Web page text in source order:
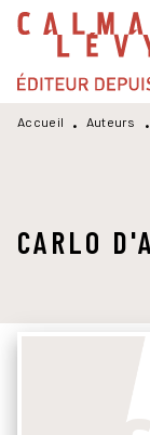
MENU
PIED DE PAGE
Accueil • Auteurs •
CARLO